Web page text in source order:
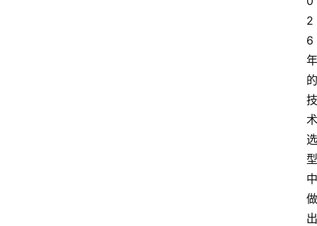
2
6
年
的
技
术
选
型
中
做
出